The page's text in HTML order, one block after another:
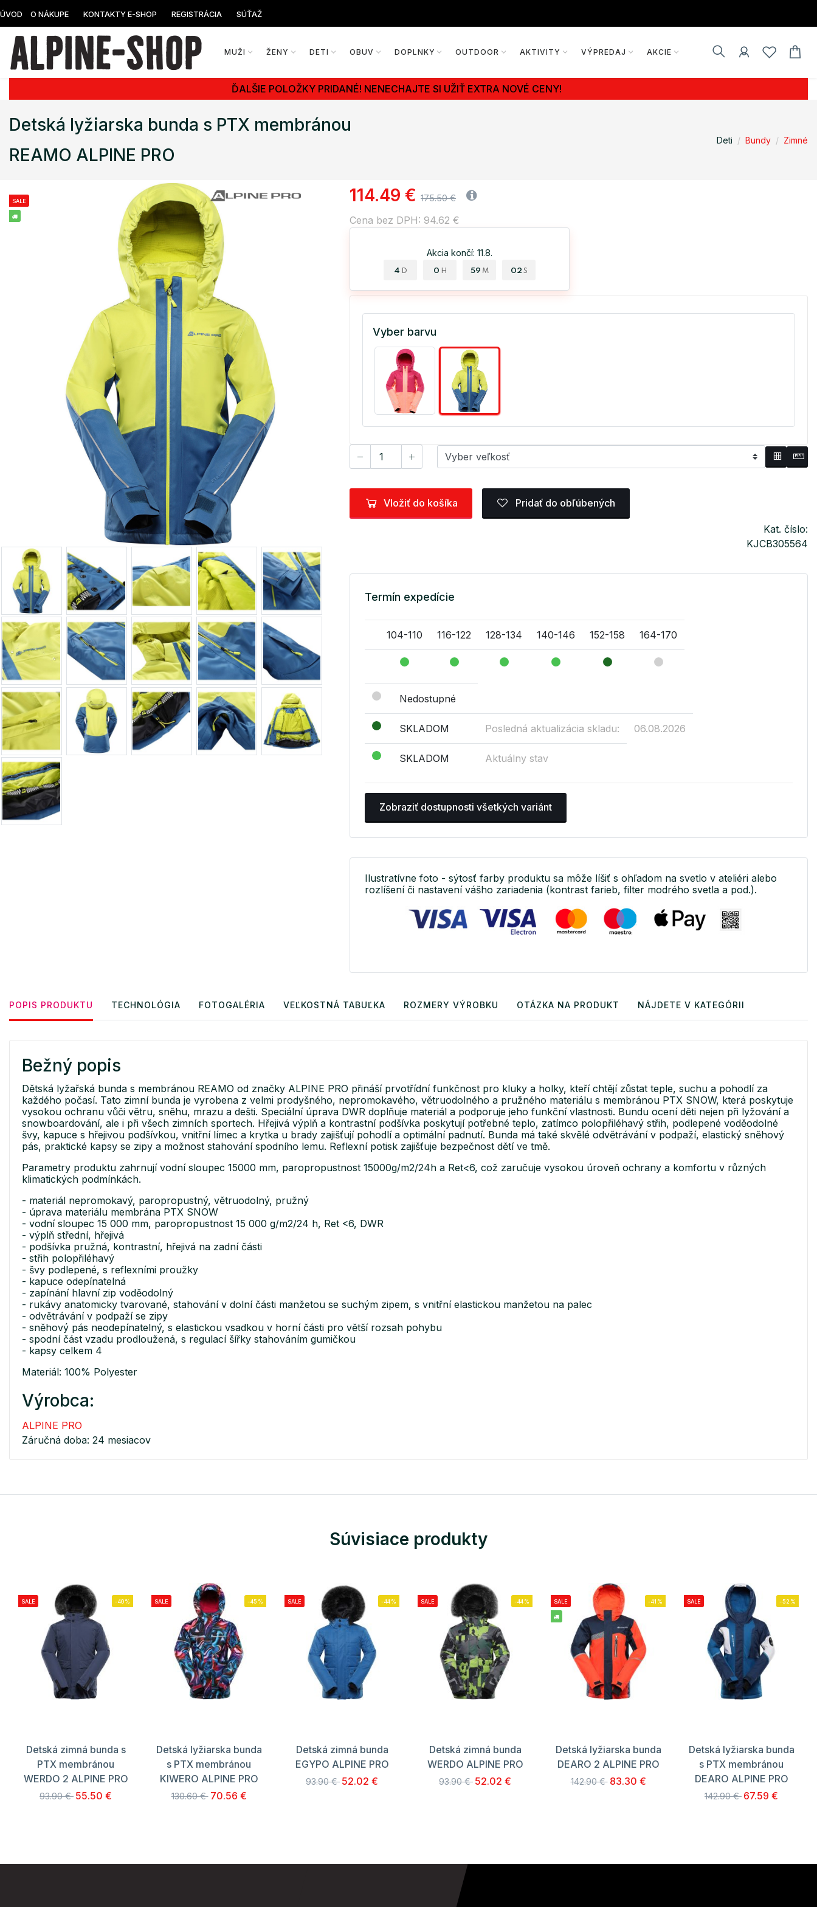
ÚVOD O NÁKUPE KONTAKTY E-SHOP REGISTRÁCIA SÚŤAŽ
MUŽI ŽENY DETI OBUV DOPLNKY OUTDOOR AKTIVITY VÝPREDAJ AKCIE
ĎALŠIE POLOŽKY PRIDANÉ! NENECHAJTE SI UŽIŤ EXTRA NOVÉ CENY!
Detská lyžiarska bunda s PTX membránou
REAMO ALPINE PRO
Deti Bundy Zimné
SALE 114.49 € 175.50 €
Cena bez DPH: 94.62 €
Akcia končí: 11.8.
4 D 0 H 59 M 01 S
Vyber barvu
Vložiť do košíka Pridať do obľúbených
Kat. číslo:
KJCB305564
Termín expedície
104-110 116-122 128-134 140-146 152-158 164-170
Nedostupné
SKLADOM Posledná aktualizácia skladu: 06.08.2026
SKLADOM Aktuálny stav
Zobraziť dostupnosti všetkých variánt
Ilustratívne foto - sýtosť farby produktu sa môže líšiť s ohľadom na svetlo v ateliéri alebo
rozlíšení či nastavení vášho zariadenia (kontrast farieb, filter modrého svetla a pod.).
POPIS PRODUKTU TECHNOLÓGIA FOTOGALÉRIA VEĽKOSTNÁ TABUĽKA ROZMERY VÝROBKU OTÁZKA NA PRODUKT NÁJDETE V KATEGÓRII
Bežný popis
Dětská lyžařská bunda s membránou REAMO od značky ALPINE PRO přináší prvotřídní funkčnost pro kluky a holky, kteří chtějí zůstat teple, suchu a pohodlí za
každého počasí. Tato zimní bunda je vyrobena z velmi prodyšného, nepromokavého, větruodolného a pružného materiálu s membránou PTX SNOW, která poskytuje
vysokou ochranu vůči větru, sněhu, mrazu a dešti. Speciální úprava DWR doplňuje materiál a podporuje jeho funkční vlastnosti. Bundu ocení děti nejen při lyžování a
snowboardování, ale i při všech zimních sportech. Hřejivá výplň a kontrastní podšívka poskytují potřebné teplo, zatímco polopřiléhavý střih, podlepené voděodolné
švy, kapuce s hřejivou podšívkou, vnitřní límec a krytka u brady zajišťují pohodlí a optimální padnutí. Bunda má také skvělé odvětrávání v podpaží, elastický sněhový
pás, praktické kapsy se zipy a možnost stahování spodního lemu. Reflexní potisk zajišťuje bezpečnost dětí ve tmě.
Parametry produktu zahrnují vodní sloupec 15000 mm, paropropustnost 15000g/m2/24h a Ret<6, což zaručuje vysokou úroveň ochrany a komfortu v různých
klimatických podmínkách.
- materiál nepromokavý, paropropustný, větruodolný, pružný
- úprava materiálu membrána PTX SNOW
- vodní sloupec 15 000 mm, paropropustnost 15 000 g/m2/24 h, Ret <6, DWR
- výplň střední, hřejivá
- podšívka pružná, kontrastní, hřejivá na zadní části
- střih polopřiléhavý
- švy podlepené, s reflexními proužky
- kapuce odepínatelná
- zapínání hlavní zip voděodolný
- rukávy anatomicky tvarované, stahování v dolní části manžetou se suchým zipem, s vnitřní elastickou manžetou na palec
- odvětrávání v podpaží se zipy
- sněhový pás neodepínatelný, s elastickou vsadkou v horní části pro větší rozsah pohybu
- spodní část vzadu prodloužená, s regulací šířky stahováním gumičkou
- kapsy celkem 4
Materiál: 100% Polyester
Výrobca:
ALPINE PRO
Záručná doba: 24 mesiacov
Súvisiace produkty
SALE -40%
Detská zimná bunda s
PTX membránou
WERDO 2 ALPINE PRO
93.90 € 55.50 €
SALE -45%
Detská lyžiarska bunda
s PTX membránou
KIWERO ALPINE PRO
130.60 € 70.56 €
SALE -44%
Detská zimná bunda
EGYPO ALPINE PRO
93.90 € 52.02 €
SALE -44%
Detská zimná bunda
WERDO ALPINE PRO
93.90 € 52.02 €
SALE -41%
Detská lyžiarska bunda
DEARO 2 ALPINE PRO
142.90 € 83.30 €
SALE -52%
Detská lyžiarska bunda
s PTX membránou
DEARO ALPINE PRO
142.90 € 67.59 €